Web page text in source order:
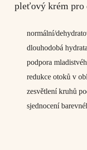
pleťový krém pro
normální/
dlouhodobá
podpora
redukce otoků v
zesvětlení kruhů
sjednocení